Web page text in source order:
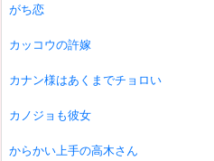
がち恋
カッコウの許嫁
カナン様はあくまでチョロい
カノジョも彼女
からかい上手の高木さん